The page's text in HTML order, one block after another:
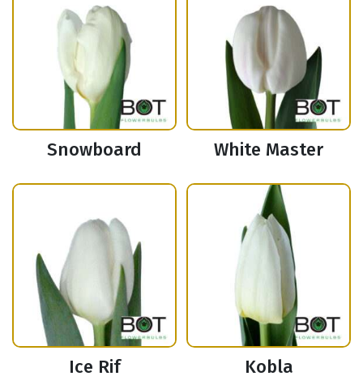
Snowboard White Master
Ice Rif Kobla